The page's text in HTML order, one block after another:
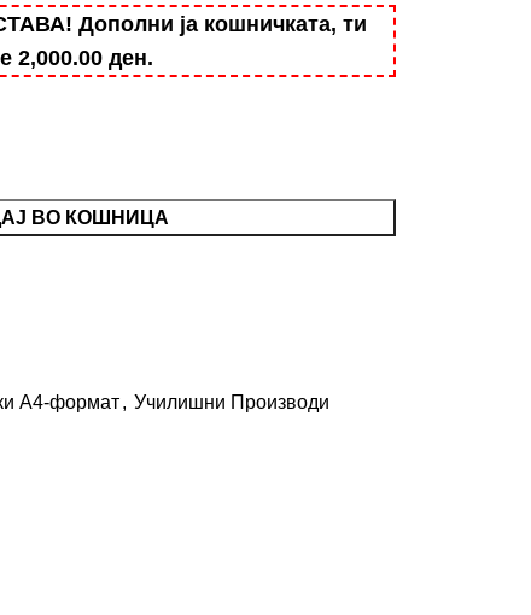
Дополни ја кошничката, ти
2,000.00 ден.
ВО КОШНИЦА
А4-формат, Училишни Производи